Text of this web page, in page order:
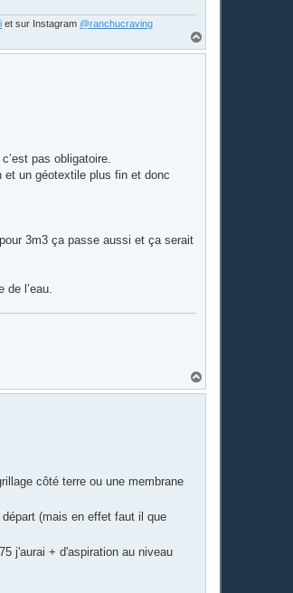
et sur Instagram @ranchucraving
a
pas obligatoire.
et un géotextile plus fin et donc
3m3 ça passe aussi et ça serait
l’eau.
a
côté terre ou une membrane
(mais en effet faut il que
j'aurai + d'aspiration au niveau